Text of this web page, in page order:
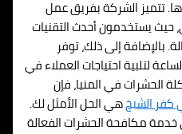
تتميز الشركة بفريق عمل
يستخدمون أحدث التقنيات
بالإضافة إلى ذلك، توفر
لتلبية احتياجات العملاء في
الحشرات في المنيا، فإن
الشيخهي الحل الأمثل لك.
خدمة مكافحة الحشرات الفعالة